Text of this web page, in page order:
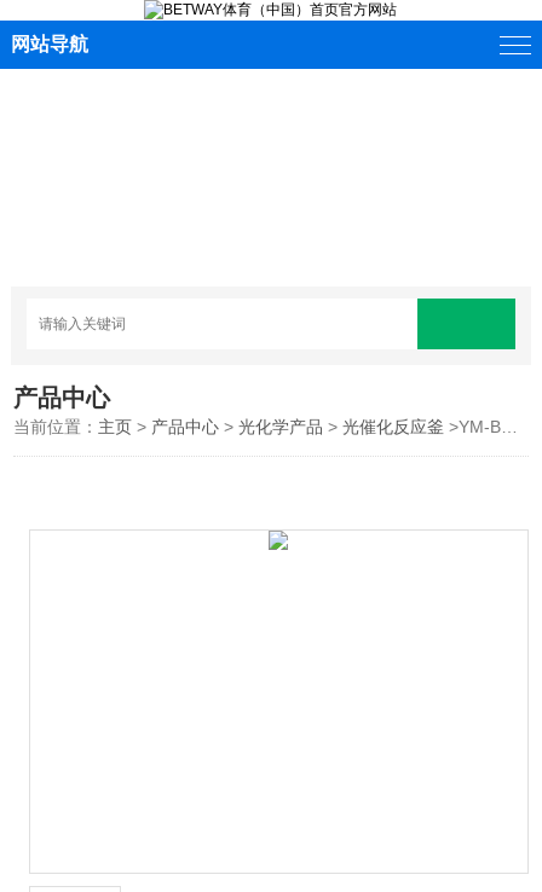
网站导航
产品中心
当前位置： 主页 > 产品中心 >光化学产品 >光催化反应釜 >YM-BFYQ500光化学不锈钢反应器